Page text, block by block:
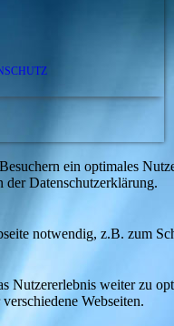
ein optimales
Datenschutzerklärung.
notwendig, z.B. zum
Nutzererlebnis weiter zu
Webseiten.